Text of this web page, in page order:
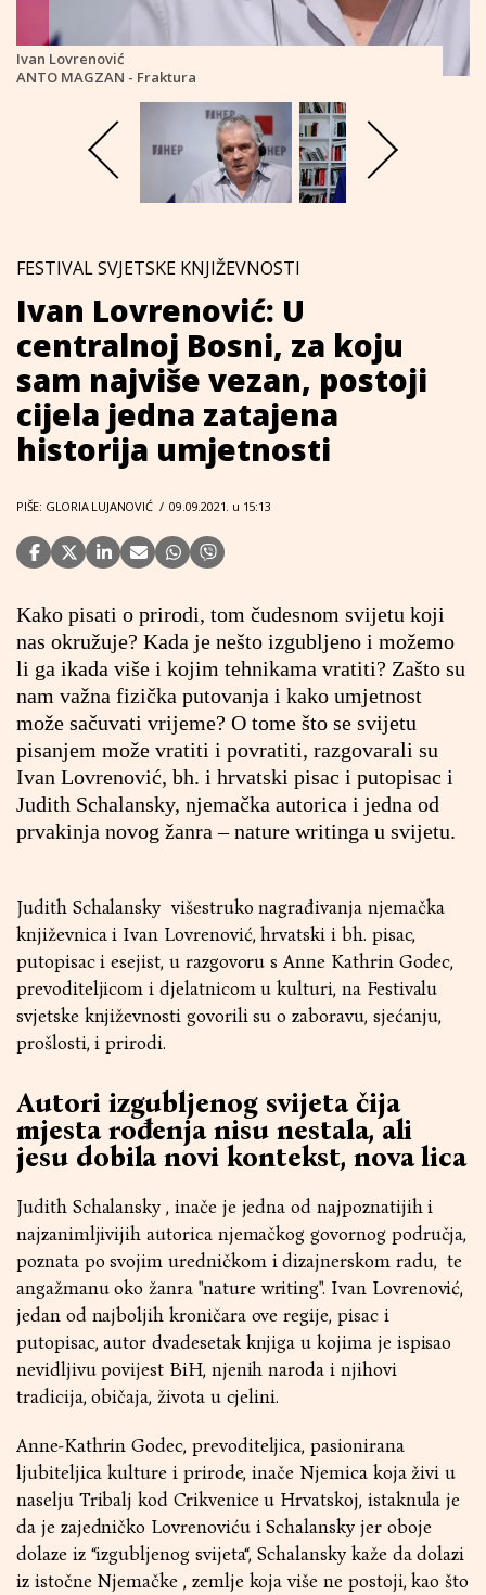
Ivan Lovrenović
ANTO MAGZAN - Fraktura
FESTIVAL SVJETSKE KNJIŽEVNOSTI
Ivan Lovrenović: U
centralnoj Bosni, za koju
sam najviše vezan, postoji
cijela jedna zatajena
historija umjetnosti
PIŠE: GLORIA LUJANOVIĆ / 09.09.2021. u 15:13
Kako pisati o prirodi, tom čudesnom svijetu koji
nas okružuje? Kada je nešto izgubljeno i možemo
li ga ikada više i kojim tehnikama vratiti? Zašto su
nam važna fizička putovanja i kako umjetnost
može sačuvati vrijeme? O tome što se svijetu
pisanjem može vratiti i povratiti, razgovarali su
Ivan Lovrenović, bh. i hrvatski pisac i putopisac i
Judith Schalansky, njemačka autorica i jedna od
prvakinja novog žanra – nature writinga u svijetu.
Judith Schalansky višestruko nagrađivanja njemačka
književnica i Ivan Lovrenović, hrvatski i bh. pisac,
putopisac i esejist, u razgovoru s Anne Kathrin Godec,
prevoditeljicom i djelatnicom u kulturi, na Festivalu
svjetske književnosti govorili su o zaboravu, sjećanju,
prošlosti, i prirodi.
Autori izgubljenog svijeta čija
mjesta rođenja nisu nestala, ali
jesu dobila novi kontekst, nova lica
Judith Schalansky , inače je jedna od najpoznatijih i
najzanimljivijih autorica njemačkog govornog područja,
poznata po svojim uredničkom i dizajnerskom radu, te
angažmanu oko žanra "nature writing". Ivan Lovrenović,
jedan od najboljih kroničara ove regije, pisac i
putopisac, autor dvadesetak knjiga u kojima je ispisao
nevidljivu povijest BiH, njenih naroda i njihovi
tradicija, običaja, života u cjelini.
Anne-Kathrin Godec, prevoditeljica, pasionirana
ljubiteljica kulture i prirode, inače Njemica koja živi u
naselju Tribalj kod Crikvenice u Hrvatskoj, istaknula je
da je zajedničko Lovrenoviću i Schalansky jer oboje
dolaze iz “izgubljenog svijeta“, Schalansky kaže da dolazi
iz istočne Njemačke , zemlje koja više ne postoji, kao što